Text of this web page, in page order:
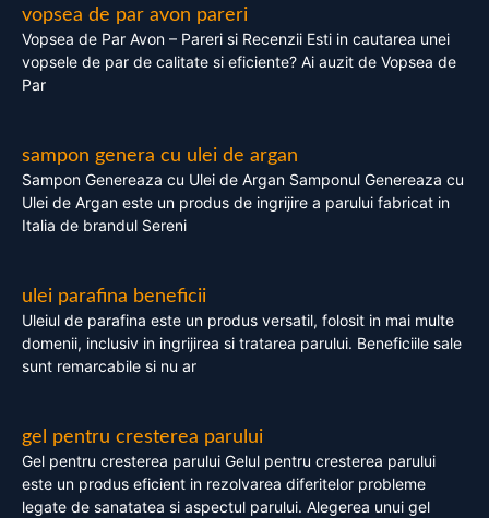
vopsea de par avon pareri
Vopsea de Par Avon – Pareri si Recenzii Esti in cautarea unei
vopsele de par de calitate si eficiente? Ai auzit de Vopsea de
Par
sampon genera cu ulei de argan
Sampon Genereaza cu Ulei de Argan Samponul Genereaza cu
Ulei de Argan este un produs de ingrijire a parului fabricat in
Italia de brandul Sereni
ulei parafina beneficii
Uleiul de parafina este un produs versatil, folosit in mai multe
domenii, inclusiv in ingrijirea si tratarea parului. Beneficiile sale
sunt remarcabile si nu ar
gel pentru cresterea parului
Gel pentru cresterea parului Gelul pentru cresterea parului
este un produs eficient in rezolvarea diferitelor probleme
legate de sanatatea si aspectul parului. Alegerea unui gel